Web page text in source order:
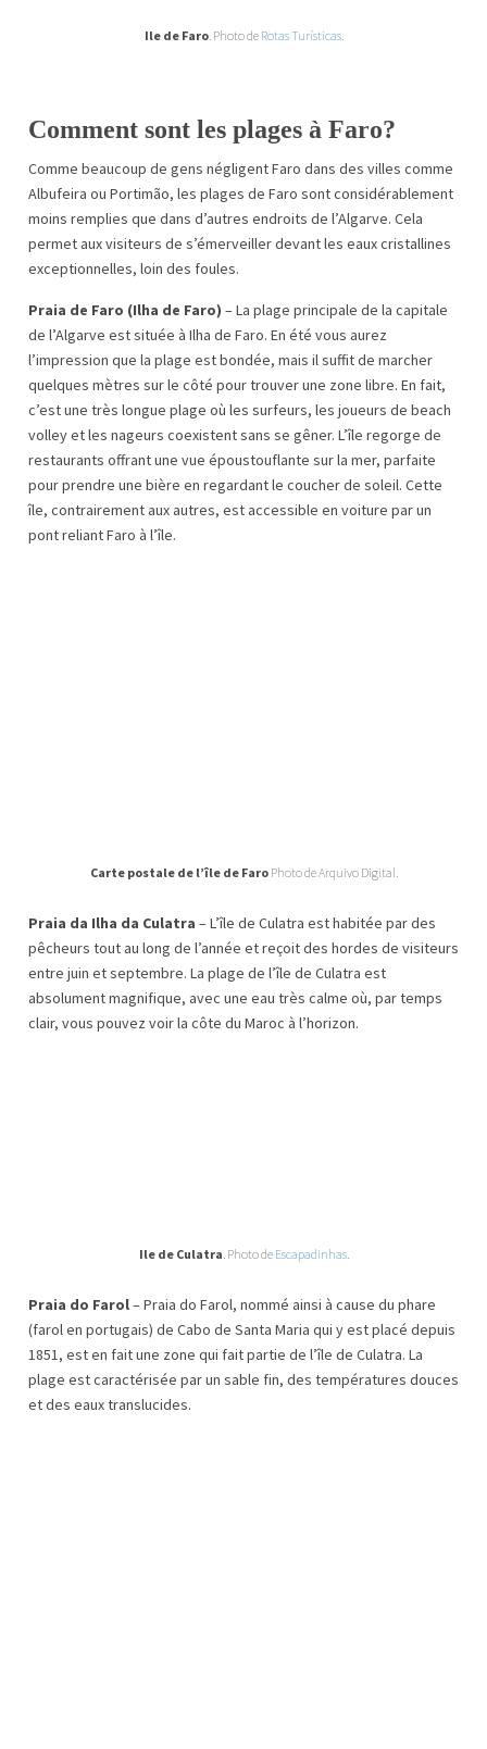
Ile de Faro. Photo de Rotas Turísticas.
Comment sont les plages à Faro?
Comme beaucoup de gens négligent Faro dans des villes comme
Albufeira ou Portimão, les plages de Faro sont considérablement
moins remplies que dans d’autres endroits de l’Algarve. Cela
permet aux visiteurs de s’émerveiller devant les eaux cristallines
exceptionnelles, loin des foules.
Praia de Faro (Ilha de Faro) – La plage principale de la capitale
de l’Algarve est située à Ilha de Faro. En été vous aurez
l’impression que la plage est bondée, mais il suffit de marcher
quelques mètres sur le côté pour trouver une zone libre. En fait,
c’est une très longue plage où les surfeurs, les joueurs de beach
volley et les nageurs coexistent sans se gêner. L’île regorge de
restaurants offrant une vue époustouflante sur la mer, parfaite
pour prendre une bière en regardant le coucher de soleil. Cette
île, contrairement aux autres, est accessible en voiture par un
pont reliant Faro à l’île.
Carte postale de l’île de FaroPhoto de Arquivo Digital.
Praia da Ilha da Culatra – L’île de Culatra est habitée par des
pêcheurs tout au long de l’année et reçoit des hordes de visiteurs
entre juin et septembre. La plage de l’île de Culatra est
absolument magnifique, avec une eau très calme où, par temps
clair, vous pouvez voir la côte du Maroc à l’horizon.
Ile de Culatra . Photo de Escapadinhas.
Praia do Farol– Praia do Farol, nommé ainsi à cause du phare
(farol en portugais) de Cabo de Santa Maria qui y est placé depuis
1851, est en fait une zone qui fait partie de l’île de Culatra. La
plage est caractérisée par un sable fin, des températures douces
et des eaux translucides.